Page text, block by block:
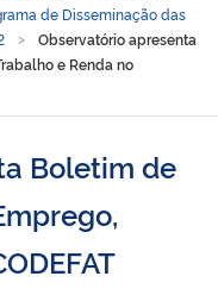
de Disseminação das
Observatório apresenta
e Renda no
Boletim de